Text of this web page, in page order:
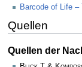
Barcode of Life –
Quellen
Quellen der